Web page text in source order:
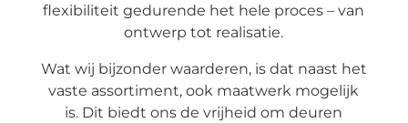
flexibiliteit gedurende het hele proces – van
ontwerp tot realisatie.
Wat wij bijzonder waarderen, is dat naast het
vaste assortiment, ook maatwerk mogelijk
is. Dit biedt ons de vrijheid om deuren